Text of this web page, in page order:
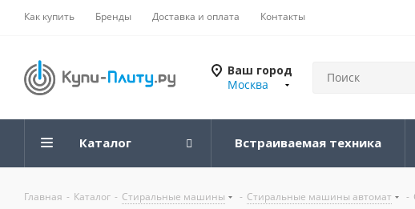
Как купить Бренды Доставка и оплата Контакты
Ваш город
Москва
Каталог Встраиваемая техника
Главная - Каталог - Стиральные машины - Стиральные машины автомат -